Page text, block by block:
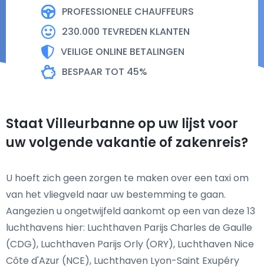
PROFESSIONELE CHAUFFEURS
230.000 TEVREDEN KLANTEN
VEILIGE ONLINE BETALINGEN
BESPAAR TOT 45%
Staat Villeurbanne op uw lijst voor
uw volgende vakantie of zakenreis?
U hoeft zich geen zorgen te maken over een taxi om
van het vliegveld naar uw bestemming te gaan.
Aangezien u ongetwijfeld aankomt op een van deze 13
luchthavens hier: Luchthaven Parijs Charles de Gaulle
(CDG), Luchthaven Parijs Orly (ORY), Luchthaven Nice
Côte d'Azur (NCE), Luchthaven Lyon-Saint Exupéry